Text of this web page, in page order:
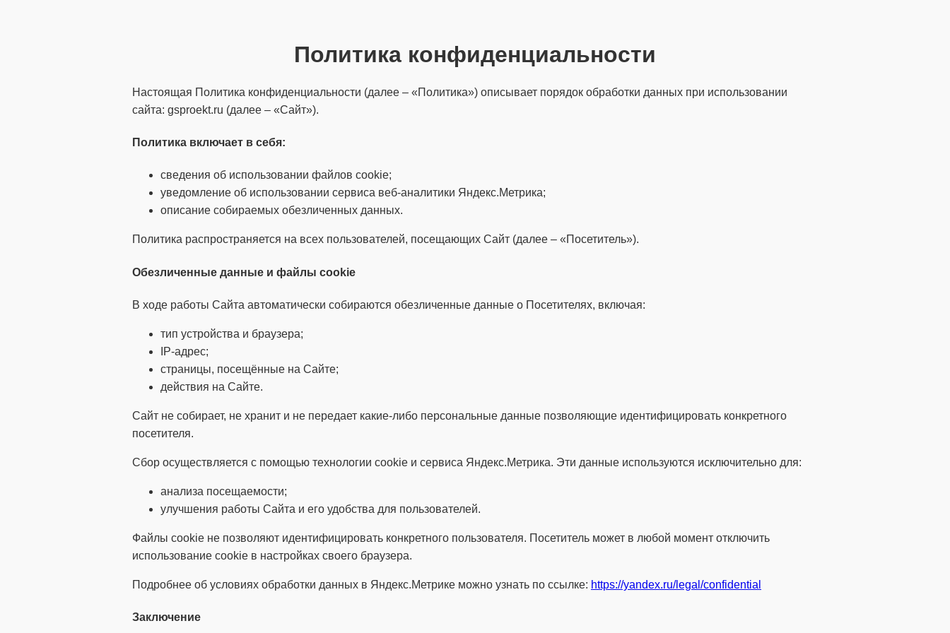
Политика конфиденциальности
Настоящая Политика конфиденциальности (далее – «Политика») описывает порядок обработки данных при использовании
сайта: gsproekt.ru (далее – «Сайт»).
Политика включает в себя:
сведения об использовании файлов cookie;
уведомление об использовании сервиса веб-аналитики Яндекс.Метрика;
описание собираемых обезличенных данных.
Политика распространяется на всех пользователей, посещающих Сайт (далее – «Посетитель»).
Обезличенные данные и файлы cookie
В ходе работы Сайта автоматически собираются обезличенные данные о Посетителях, включая:
тип устройства и браузера;
IP-адрес;
страницы, посещённые на Сайте;
действия на Сайте.
Сайт не собирает, не хранит и не передает какие-либо персональные данные позволяющие идентифицировать конкретного
посетителя.
Сбор осуществляется с помощью технологии cookie и сервиса Яндекс.Метрика. Эти данные используются исключительно для:
анализа посещаемости;
улучшения работы Сайта и его удобства для пользователей.
Файлы cookie не позволяют идентифицировать конкретного пользователя. Посетитель может в любой момент отключить
использование cookie в настройках своего браузера.
Подробнее об условиях обработки данных в Яндекс.Метрике можно узнать по ссылке: https://yandex.ru/legal/confidential
Заключение